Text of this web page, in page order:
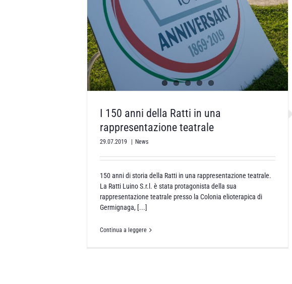
I 150 anni della Ratti in una
rappresentazione teatrale
29.07.2019 | News
150 anni di storia della Ratti in una rappresentazione teatrale.
La Ratti Luino S.r.l. è stata protagonista della sua
rappresentazione teatrale presso la Colonia elioterapica di
Germignaga, [...]
Continua a leggere